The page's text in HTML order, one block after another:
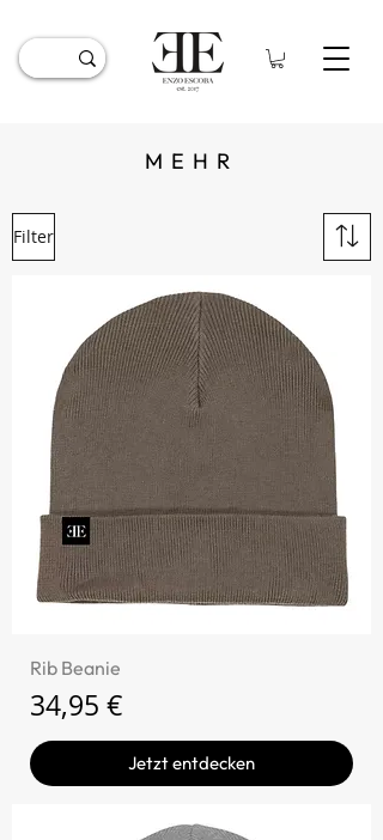
MEHR
Filter
Rib Beanie
Preis
34,95 €
Jetzt entdecken